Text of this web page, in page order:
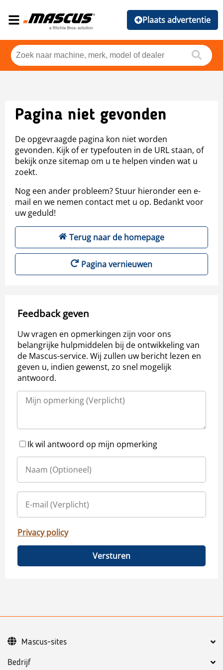
Plaats advertentie
Pagina niet gevonden
De opgevraagde pagina kon niet worden
gevonden. Kijk of er typefouten in de URL staan, of
bekijk onze sitemap om u te helpen vinden wat u
zoekt.
Nog een ander probleem? Stuur hieronder een e-
mail en we nemen contact met u op. Bedankt voor
uw geduld!
Terug naar de homepage
Pagina vernieuwen
Feedback geven
Uw vragen en opmerkingen zijn voor ons
belangrijke hulpmiddelen bij de ontwikkeling van
de Mascus-service. Wij zullen uw bericht lezen en
geven u, indien gewenst, zo snel mogelijk
antwoord.
Ik wil antwoord op mijn opmerking
Privacy policy
Versturen
Bedrijf
Mascus-sites